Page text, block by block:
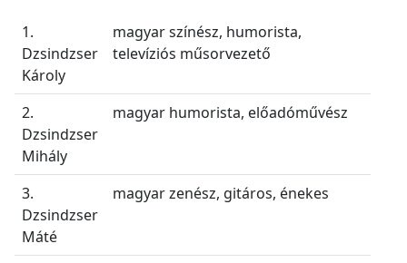
1.
Dzsindzser
Károly
magyar színész, humorista,
televíziós műsorvezető
2.
Dzsindzser
Mihály
magyar humorista, előadóművész
3.
Dzsindzser
Máté
magyar zenész, gitáros, énekes